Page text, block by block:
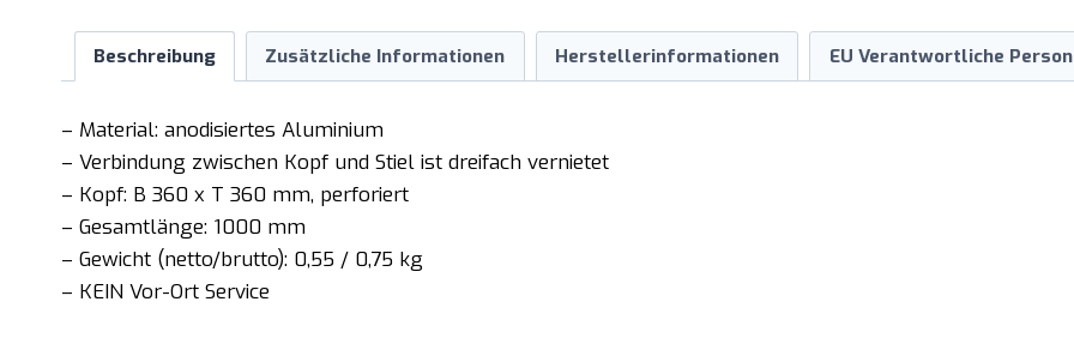
Beschreibung Zusätzliche Informationen Herstellerinformationen EU Verantwortliche Person
– Material: anodisiertes Aluminium
– Verbindung zwischen Kopf und Stiel ist dreifach vernietet
– Kopf: B 360 x T 360 mm, perforiert
– Gesamtlänge: 1000 mm
– Gewicht (netto/brutto): 0,55 / 0,75 kg
– KEIN Vor-Ort Service